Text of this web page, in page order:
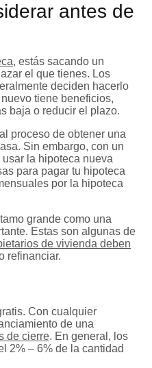
antes de
, estás sacando un
el que tienes. Los
deciden hacerlo
tiene beneficios,
baja o reducir el plazo.
proceso de obtener una
Sin embargo, con un
la hipoteca nueva
para pagar tu hipoteca
por la hipoteca
grande como una
Estas son algunas de
de vivienda deben
refinanciar.
Con cualquier
de una
de cierre. En general, los
2% – 6% de la cantidad